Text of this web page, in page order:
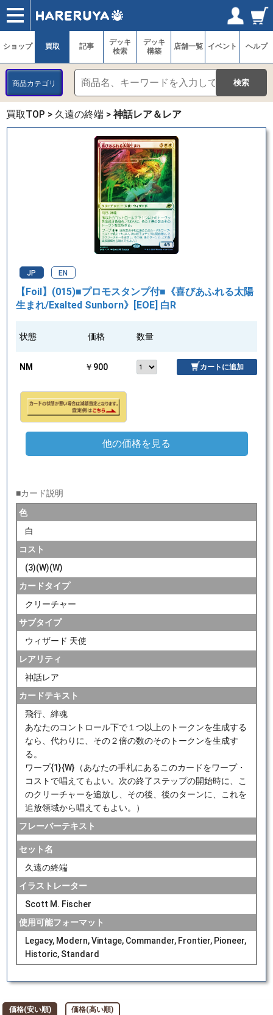
ショップ
買取
記事
デッキ検索
デッキ構築
選手一覧
店舗一覧
イベント
ヘルプ
お問い合わせ ログイン／会員登録
マイページ
ショップ 買取 記事
デッキ
検索
デッキ
構築
店舗一覧 イベント ヘルプ
商品カテゴリ
買取TOP > 久遠の終端 > 神話レア＆レア
JP EN
【Foil】(015)■プロモスタンプ付■《喜びあふれる太陽
生まれ/Exalted Sunborn》[EOE] 白R
状態 価格 数量
NM ￥900 カートに追加
他の価格を見る
■カード説明
色
白
コスト
(3)(W)(W)
カードタイプ
クリーチャー
サブタイプ
ウィザード 天使
レアリティ
神話レア
カードテキスト
飛行、絆魂
あなたのコントロール下で１つ以上のトークンを生成する
なら、代わりに、その２倍の数のそのトークンを生成す
る。
ワープ{1}{W}（あなたの手札にあるこのカードをワープ・
コストで唱えてもよい。次の終了ステップの開始時に、こ
のクリーチャーを追放し、その後、後のターンに、これを
追放領域から唱えてもよい。）
フレーバーテキスト
セット名
久遠の終端
イラストレーター
Scott M. Fischer
使用可能フォーマット
Legacy, Modern, Vintage, Commander, Frontier, Pioneer,
Historic, Standard
価格(安い順) 価格(高い順)